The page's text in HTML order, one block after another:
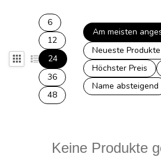
6
12
24
36
48
Am meisten
Neueste Produkte
Höchster Preis
Name absteigend
Keine Produkte